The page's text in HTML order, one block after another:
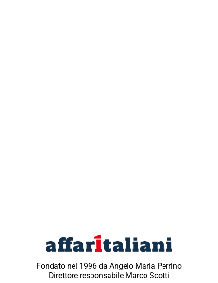
Fondato nel 1996 da Angelo Maria Perrino
Direttore responsabile Marco Scotti